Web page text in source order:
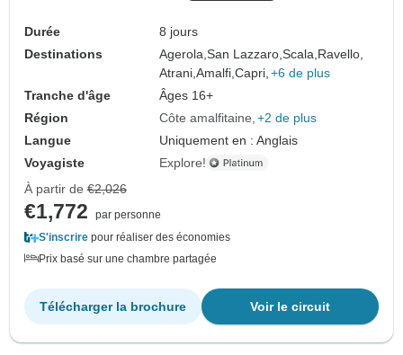
Durée
8 jours
Destinations
Agerola,San Lazzaro,Scala, Ravello,
Atrani,Amalfi,Capri, +6 de plus
Tranche d'âge
Âges 16+
Région
Côte amalfitaine +2 de plus
Langue
Uniquement en : Anglais
Voyagiste
Explore!
À partir de €2,026
€1,772
par personne
S'inscrire pour réaliser des économies
Prix basé sur une chambre partagée
Voir le circuit
Télécharger la brochure